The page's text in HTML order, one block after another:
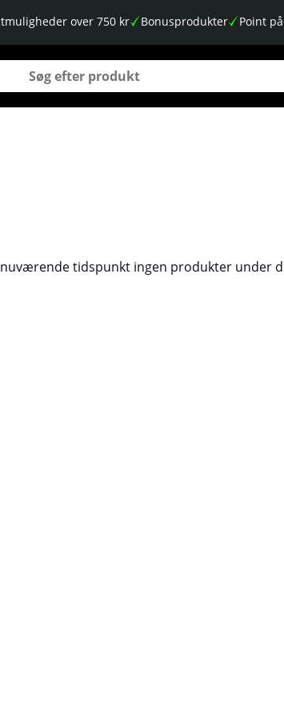
over 750 kr Bonusprodukter Point
tidspunkt ingen produkter under